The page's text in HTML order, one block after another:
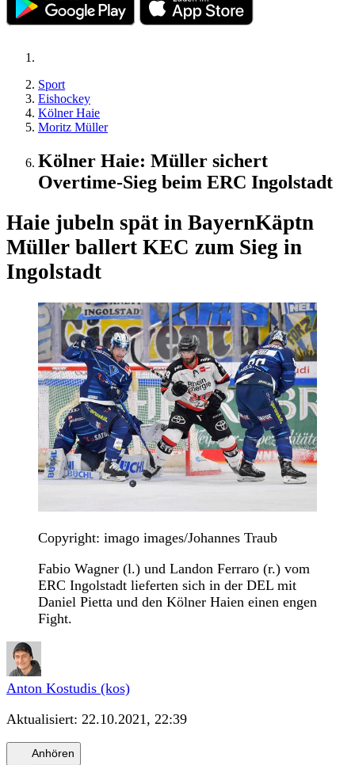
Sport
Eishockey
Kölner Haie
Moritz Müller
Kölner Haie: Müller sichert
Overtime-Sieg beim ERC Ingolstadt
Haie jubeln spät in BayernKäptn
Müller ballert KEC zum Sieg in
Ingolstadt
Copyright: imago images/Johannes Traub
Fabio Wagner (l.) und Landon Ferraro (r.) vom
ERC Ingolstadt lieferten sich in der DEL mit
Daniel Pietta und den Kölner Haien einen engen
Fight.
Anton Kostudis (kos)
Aktualisiert: 22.10.2021, 22:39
Anhören